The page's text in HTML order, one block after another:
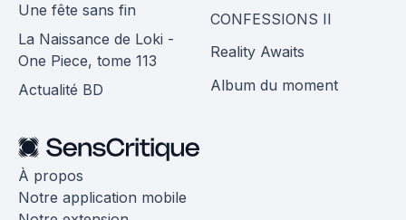
Une fête sans fin
La Naissance de Loki -
One Piece, tome 113
Actualité BD
CONFESSIONS II
Reality Awaits
Album du moment
À propos
Notre application mobile